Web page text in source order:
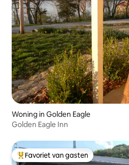
Woning in Golden Eagle
Golden Eagle Inn
Topfavoriet van gasten
Favoriet van gasten